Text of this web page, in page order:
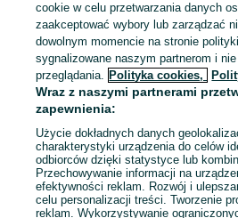
cookie w celu przetwarzania danych
zaakceptować wybory lub zarządzać
dowolnym momencie na stronie
sygnalizowane naszym partnerom i nie
przeglądania. Polityka cookies,
Wraz z naszymi partnerami
zapewnienia:
Użycie dokładnych danych
charakterystyki urządzenia do celów
odbiorców dzięki statystyce lub
Przechowywanie informacji na
efektywności reklam. Rozwój i
celu personalizacji treści. Tworzenie
reklam. Wykorzystywanie